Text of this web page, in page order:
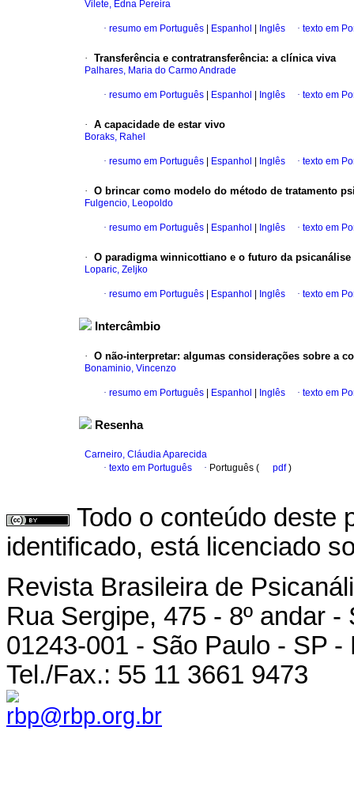
Vilete, Edna Pereira
· resumo em Português Espanhol Inglês · texto em
· Transferência e contratransferência: a clínica viva
Palhares, Maria do Carmo Andrade
· resumo em Português Espanhol Inglês · texto em
· A capacidade de estar vivo
Boraks, Rahel
· resumo em Português Espanhol Inglês · texto em
· O brincar como modelo do método de tratamento
Fulgencio, Leopoldo
· resumo em Português Espanhol Inglês · texto em
· O paradigma winnicottiano e o futuro da psicanálise
Loparic, Zeljko
· resumo em Português Espanhol Inglês · texto em
Intercâmbio
· O não-interpretar: algumas considerações sobre a
Bonaminio, Vincenzo
· resumo em Português Espanhol Inglês · texto em
Resenha
Carneiro, Cláudia Aparecida
· texto em Português · Português ( pdf)
Todo o conteúdo deste
identificado, está licenciado
Revista Brasileira de
Rua Sergipe, 475 - 8º andar -
01243-001 - São Paulo - SP -
Tel./Fax.: 55 11 3661 9473
rbp@rbp.org.br